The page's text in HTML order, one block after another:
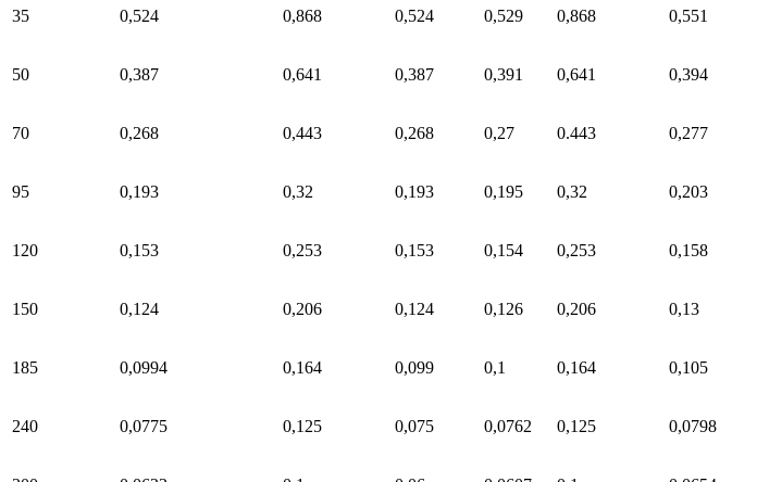
35 0,524 0,868 0,524 0,529 0,868 0,551
50 0,387 0,641 0,387 0,391 0,641 0,394
70 0,268 0,443 0,268 0,27 0.443 0,277
95 0,193 0,32 0,193 0,195 0,32 0,203
120 0,153 0,253 0,153 0,154 0,253 0,158
150 0,124 0,206 0,124 0,126 0,206 0,13
185 0,0994 0,164 0,099 0,1 0,164 0,105
240 0,0775 0,125 0,075 0,0762 0,125 0,0798